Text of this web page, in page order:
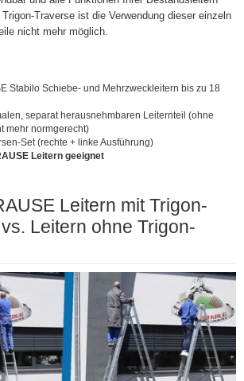
Traverse ist die Verwendung dieser einzeln
nicht mehr möglich.
Stabilo Schiebe- und Mehrzweckleitern bis zu 18
separat herausnehmbaren Leiternteil (ohne
mehr normgerecht)
Set (rechte + linke Ausführung)
Leitern geeignet
Leitern mit Trigon-
Leitern ohne Trigon-